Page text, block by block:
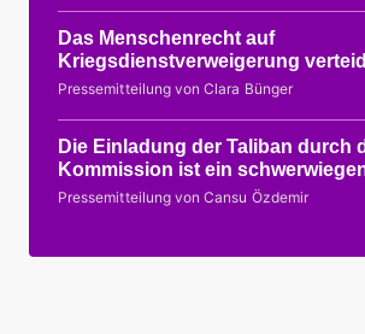
Das Menschenrecht auf
Kriegsdienstverweigerung
Pressemitteilung von Clara Bünger
Die Einladung der Taliban durch
Kommission ist ein
Pressemitteilung von Cansu Özdemir